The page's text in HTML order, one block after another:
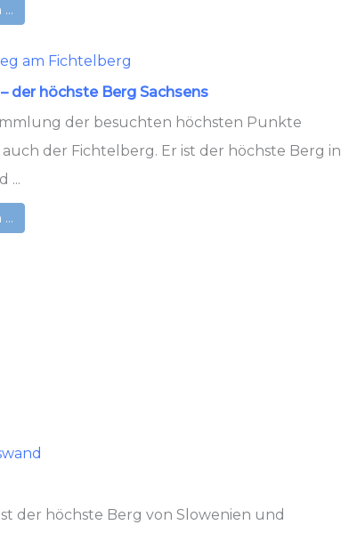
…
der höchste Berg Sachsens
der besuchten höchsten Punkte
der Fichtelberg. Er ist der höchste Berg in
...
…
der höchste Berg von Slowenien und